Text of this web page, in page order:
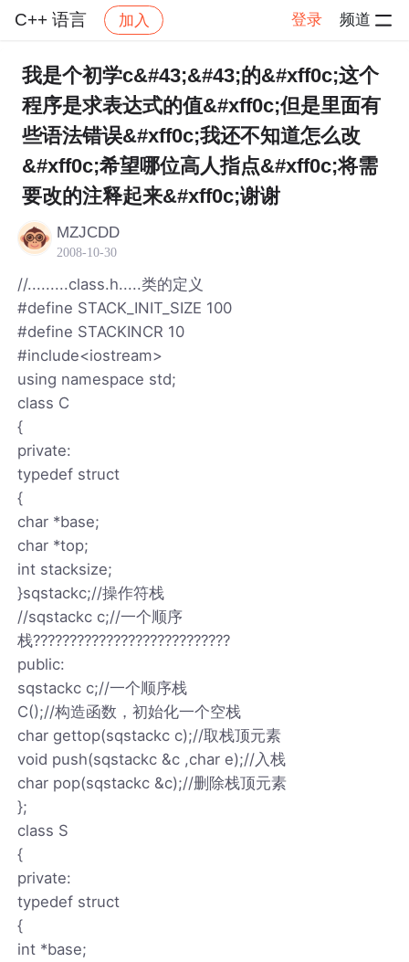
C++ 语言 加入 登录 频道
社区 C++ 语言
我是个初学c&#43;&#43;的&#xff0c;这个
程序是求表达式的值&#xff0c;但是里面有
些语法错误&#xff0c;我还不知道怎么改
&#xff0c;希望哪位高人指点&#xff0c;将需
要改的注释起来&#xff0c;谢谢
MZJCDD
2008-10-30
//.........class.h.....类的定义
#define STACK_INIT_SIZE 100
#define STACKINCR 10
#include<iostream>
using namespace std;
class C
{
private:
typedef struct
{
char *base;
char *top;
int stacksize;
}sqstackc;//操作符栈
//sqstackc c;//一个顺序
栈???????????????????????????
public:
sqstackc c;//一个顺序栈
C();//构造函数，初始化一个空栈
char gettop(sqstackc c);//取栈顶元素
void push(sqstackc &c ,char e);//入栈
char pop(sqstackc &c);//删除栈顶元素
};
class S
{
private:
typedef struct
{
int *base;